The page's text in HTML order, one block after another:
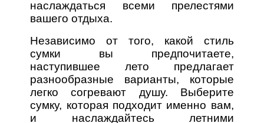
наслаждаться всеми прелестями
вашего отдыха.
Независимо от того, какой стиль
сумки вы предпочитаете,
наступившее лето предлагает
разнообразные варианты, которые
легко согревают душу. Выберите
сумку, которая подходит именно вам,
и наслаждайтесь летними